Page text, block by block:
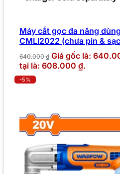
Máy cắt gọc đa năng
CMLI2022 (chưa pin &
640.000₫ Giá gốc là:
tại là: 608.000 ₫.
-5%